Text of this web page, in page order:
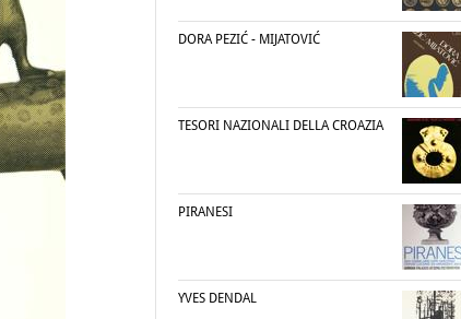
DORA PEZIĆ - MIJATOVIĆ
TESORI NAZIONALI DELLA CROAZIA
PIRANESI
YVES DENDAL